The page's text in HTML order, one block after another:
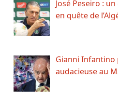
José Peseiro :
en quête de
Gianni
audacieuse au